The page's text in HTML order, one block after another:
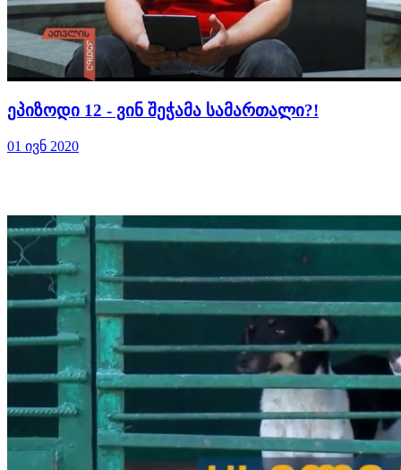
ეპიზოდი 12 - ვინ შეჭამა სამართალი?!
01 ივნ 2020